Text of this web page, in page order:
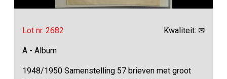
Lot nr. 2682 Kwaliteit: ✉
A - Album
1948/1950 Samenstelling 57 brieven met groot